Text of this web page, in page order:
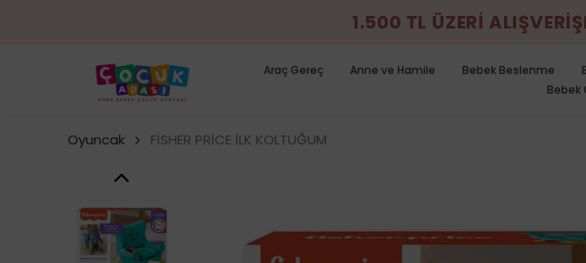
1.500 TL ÜZERİ
Araç Gereç Anne ve Hamile Bebek Beslenme
Bebek
Oyuncak FİSHER PRİCE İLK KOLTUĞUM